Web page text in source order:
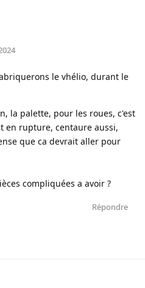
le vhélio, durant le
la palette, pour les roues, c'est
en rupture, centaure aussi,
que ca devrait aller pour
compliquées a avoir ?
Répondre